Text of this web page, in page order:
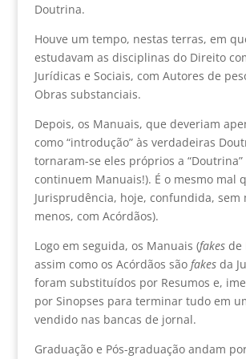
Doutrina.
Houve um tempo, nestas terras, em
estudavam as disciplinas do Direito
Jurídicas e Sociais, com Autores de
Obras substanciais.
Depois, os Manuais, que deveriam
como “introdução” às verdadeiras
tornaram-se eles próprios a “Doutrina”
continuem Manuais!). É o mesmo mal
Jurisprudência, hoje, confundida, sem
menos, com Acórdãos).
Logo em seguida, os Manuais (fakesde
assim como os Acórdãos são fakesda
foram substituídos por Resumos e,
por Sinopses para terminar tudo em
vendido nas bancas de jornal.
Graduação e Pós-graduação andam